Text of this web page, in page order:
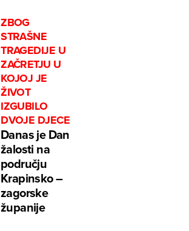
ZBOG
STRAŠNE
TRAGEDIJE U
ZAČRETJU U
KOJOJ JE
ŽIVOT
IZGUBILO
DVOJE DJECE
Danas je Dan
žalosti na
području
Krapinsko –
zagorske
županije